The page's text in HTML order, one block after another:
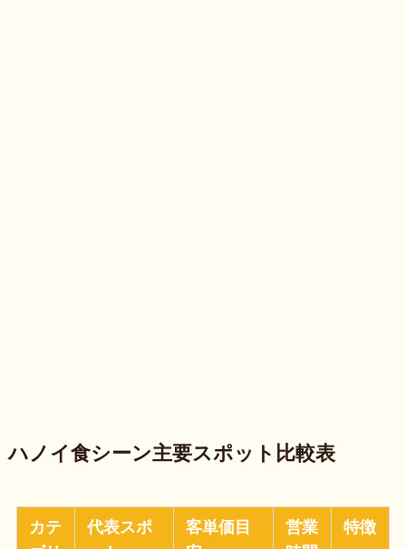
ハノイ食シーン主要スポット比較表
カテ
代表スポ
客単価目
営業
特徴